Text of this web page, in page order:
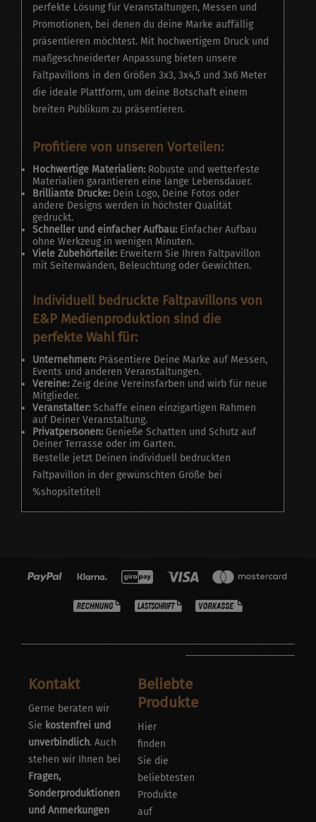
perfekte Lösung für Veranstaltungen, Messen und
Promotionen, bei denen du deine Marke auffällig
präsentieren möchtest. Mit hochwertigem Druck und
maßgeschneiderter Anpassung bieten unsere
Faltpavillons in den Größen 3x3, 3x4,5 und 3x6 Meter
die ideale Plattform, um deine Botschaft einem
breiten Publikum zu präsentieren.
Profitiere von unseren Vorteilen:
Hochwertige Materialien: Robuste und wetterfeste
Materialien garantieren eine lange Lebensdauer.
Brilliante Drucke: Dein Logo, Deine Fotos oder
andere Designs werden in höchster Qualität
gedruckt.
Schneller und einfacher Aufbau: Einfacher Aufbau
ohne Werkzeug in wenigen Minuten.
Viele Zubehörteile: Erweitern Sie Ihren Faltpavillon
mit Seitenwänden, Beleuchtung oder Gewichten.
Individuell bedruckte Faltpavillons von
E&P Medienproduktion sind die
perfekte Wahl für:
Unternehmen: Präsentiere Deine Marke auf Messen,
Events und anderen Veranstaltungen.
Vereine: Zeig deine Vereinsfarben und wirb für neue
Mitglieder.
Veranstalter: Schaffe einen einzigartigen Rahmen
auf Deiner Veranstaltung.
Privatpersonen: Genieße Schatten und Schutz auf
Deiner Terrasse oder im Garten.
Bestelle jetzt Deinen individuell bedruckten
Faltpavillon in der gewünschten Größe bei
%shopsitetitel!
Kontakt
Gerne beraten wir
Sie kostenfrei und
unverbindlich. Auch
stehen wir Ihnen bei
Fragen,
Sonderproduktionen
und Anmerkungen
Beliebte
Produkte
Hier
finden
Sie die
beliebtesten
Produkte
auf